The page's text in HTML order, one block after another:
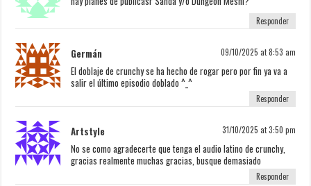
Responder
Germán 09/10/2025 at 8:53 am
El doblaje de crunchy se ha hecho de rogar pero por fin ya va a
salir el último episodio doblado ^_^
Responder
Artstyle 31/10/2025 at 3:50 pm
No se como agradecerte que tenga el audio latino de crunchy,
gracias realmente muchas gracias, busque demasiado
Responder